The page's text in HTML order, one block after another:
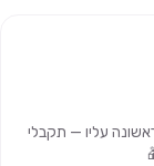
עליו — תקבלי